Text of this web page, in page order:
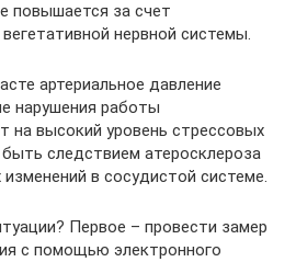
повышается за счет
нервной системы.
артериальное давление
нарушения работы
на высокий уровень стрессовых
следствием атеросклероза
изменений в сосудистой системе.
Первое – провести замер
с помощью электронного